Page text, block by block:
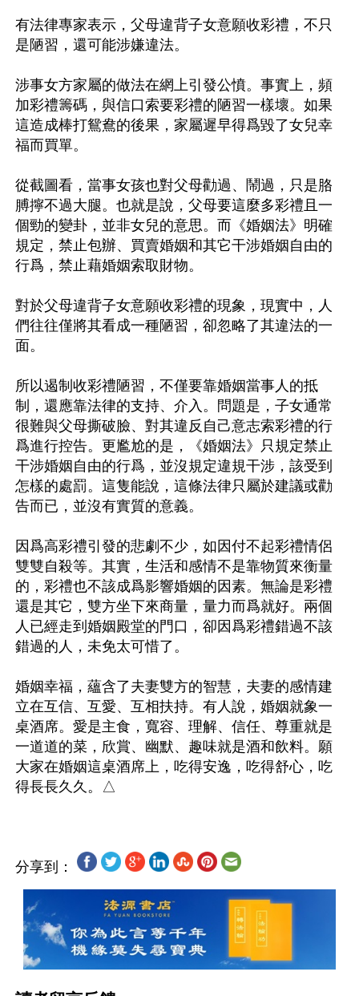
有法律專家表示，父母違背子女意願收彩禮，不只
是陋習，還可能涉嫌違法。
涉事女方家屬的做法在網上引發公憤。事實上，頻
加彩禮籌碼，與信口索要彩禮的陋習一樣壞。如果
這造成棒打鴛鴦的後果，家屬遲早得爲毀了女兒幸
福而買單。
從截圖看，當事女孩也對父母勸過、鬧過，只是胳
膊擰不過大腿。也就是說，父母要這麼多彩禮且一
個勁的變卦，並非女兒的意思。而《婚姻法》明確
規定，禁止包辦、買賣婚姻和其它干涉婚姻自由的
行爲，禁止藉婚姻索取財物。
對於父母違背子女意願收彩禮的現象，現實中，人
們往往僅將其看成一種陋習，卻忽略了其違法的一
面。
所以遏制收彩禮陋習，不僅要靠婚姻當事人的抵
制，還應靠法律的支持、介入。問題是，子女通常
很難與父母撕破臉、對其違反自己意志索彩禮的行
爲進行控告。更尷尬的是，《婚姻法》只規定禁止
干涉婚姻自由的行爲，並沒規定違規干涉，該受到
怎樣的處罰。這隻能說，這條法律只屬於建議或勸
告而已，並沒有實質的意義。
因爲高彩禮引發的悲劇不少，如因付不起彩禮情侶
雙雙自殺等。其實，生活和感情不是靠物質來衡量
的，彩禮也不該成爲影響婚姻的因素。無論是彩禮
還是其它，雙方坐下來商量，量力而爲就好。兩個
人已經走到婚姻殿堂的門口，卻因爲彩禮錯過不該
錯過的人，未免太可惜了。
婚姻幸福，蘊含了夫妻雙方的智慧，夫妻的感情建
立在互信、互愛、互相扶持。有人說，婚姻就象一
桌酒席。愛是主食，寬容、理解、信任、尊重就是
一道道的菜，欣賞、幽默、趣味就是酒和飲料。願
大家在婚姻這桌酒席上，吃得安逸，吃得舒心，吃
分享到：